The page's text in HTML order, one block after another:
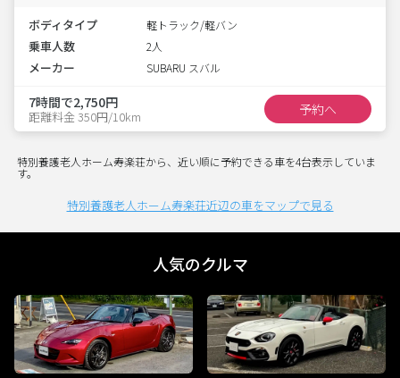
ボディタイプ 軽トラック/軽バン
乗車人数 2人
メーカー SUBARU スバル
7時間で2,750円
距離料金 350円/10km 予約へ
特別養護老人ホーム寿楽荘から、近い順に予約できる車を4台表示していま
す。
特別養護老人ホーム寿楽荘近辺の車をマップで見る
人気のクルマ